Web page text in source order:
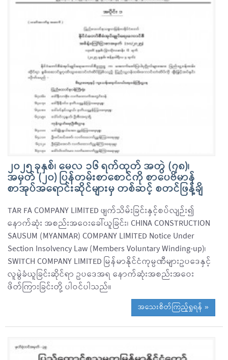
၂၀၂၅ ခုနှစ်၊ မေလ ၁၆ ရက်ထုတ် အတွဲ (၇၈)၊
အမှတ် (၂၀) ပြန်တမ်းစာစောင်ကို စာပေဗိမာန်
စာအုပ်အရောင်းဆိုင်များမှ တစ်ဆင့် စတင်ဖြန့်ချိ
TAR FA COMPANY LIMITED ဖျက်သိမ်းခြင်းနှင့်စပ်လျဉ်း၍
နောက်ဆုံး အစည်းအဝေးခေါ်ယူခြင်း၊ CHINA CONSTRUCTION
SAUSUM (MYANMAR) COMPANY LIMITED Notice Under
Section Insolvency Law (Members Voluntary Winding-up)၊
SWITCH COMPANY LIMITED မြန်မာနိုင်ငံကုမ္ပဏီများဥပဒေနှင့်
လူမွဲခံယူခြင်းဆိုင်ရာ ဥပဒေအရ နောက်ဆုံးအစည်းအဝေး
ဖိတ်ကြားခြင်းတို့ ပါဝင်ပါသည်။
အသေးစိတ်ကြည့်ရှုရန် »